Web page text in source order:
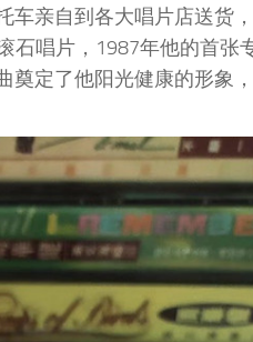
车亲自到各大唱片店送货
石唱片，1987年他的首张
定了他阳光健康的形象